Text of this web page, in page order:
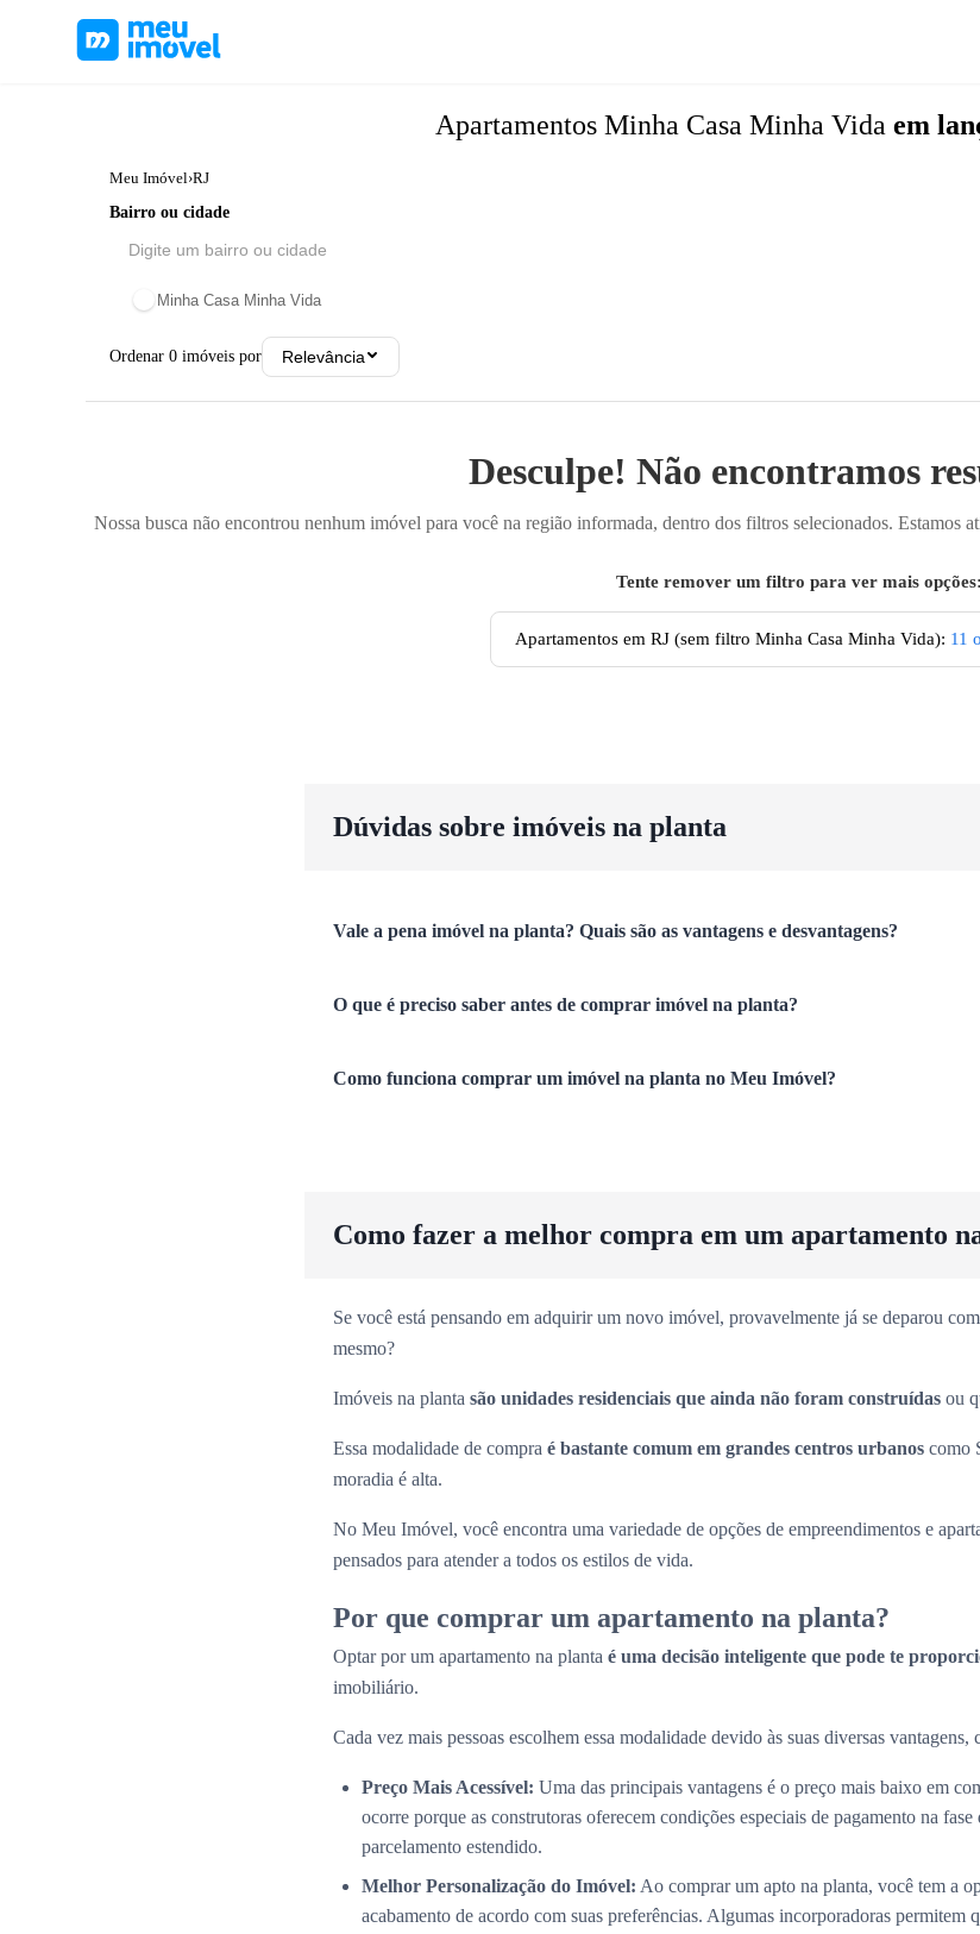
Apartamentos Minha Casa Minha Vida em
Meu Imóvel›RJ
Bairro ou cidade
Minha Casa Minha Vida
Ordenar 0 imóveis por Relevância
Desculpe! Não encontramos
Nossa busca não encontrou nenhum imóvel para você na região informada, dentro dos filtros selecionados. Estamos
Tente remover um filtro para ver mais opções:
Apartamentos em RJ (sem filtro Minha Casa Minha Vida): 11
Dúvidas sobre imóveis na planta
Vale a pena imóvel na planta? Quais são as vantagens e desvantagens?
O que é preciso saber antes de comprar imóvel na planta?
Como funciona comprar um imóvel na planta no Meu Imóvel?
Como fazer a melhor compra em um apartamento
Se você está pensando em adquirir um novo imóvel, provavelmente já se deparou
mesmo?
Imóveis na planta são unidades residenciais que ainda não foram construídas ou
Essa modalidade de compra é bastante comum em grandes centros urbanos como
moradia é alta.
No Meu Imóvel, você encontra uma variedade de opções de empreendimentos e
pensados para atender a todos os estilos de vida.
Por que comprar um apartamento na planta?
Optar por um apartamento na planta é uma decisão inteligente que pode te
imobiliário.
Cada vez mais pessoas escolhem essa modalidade devido às suas diversas vantagens,
Preço Mais Acessível: Uma das principais vantagens é o preço mais baixo em
ocorre porque as construtoras oferecem condições especiais de pagamento na
parcelamento estendido.
Melhor Personalização do Imóvel: Ao comprar um apto na planta, você tem a
acabamento de acordo com suas preferências. Algumas incorporadoras permitem